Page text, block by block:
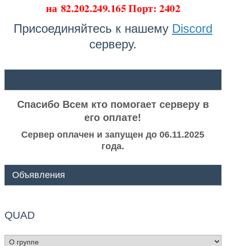
на 82.202.249.165 Порт: 2402
Присоединяйтесь к нашему Discord
серверу.
Спасибо Всем кто помогает серверу в
его оплате!
Сервер оплачен и запущен до 06.11.2025
года.
Объявления
QUAD